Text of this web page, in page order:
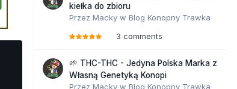
kiełka do zbioru
Przez Macky w Blog Konopny Trawka
3 comments
🌱 THC-THC - Jedyna Polska Marka z
Własną Genetyką Konopi
Przez Macky w Blog Konopny Trawka